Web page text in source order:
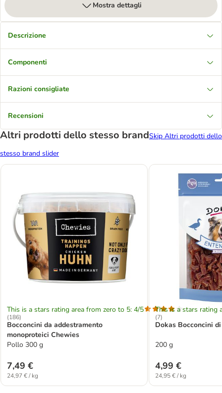
Mostra dettagli
Descrizione
Componenti
Razioni consigliate
Recensioni
Altri prodotti dello stesso brandSkip Altri prodotti dello
stesso brand slider
This is a stars rating area from zero to 5: 4/5
(186)
Bocconcini da addestramento
monoproteici Chewies
Pollo 300 g
7,49 €
24,97 € / kg
This is a stars rating
(7)
Dokas Bocconcini
200 g
4,99 €
24,95 € / kg